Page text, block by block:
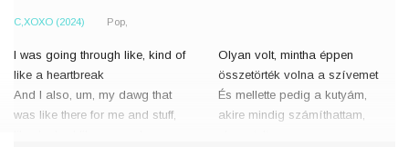
C,XOXO (2024) Pop,
I was going through like, kind of
like a heartbreak
And I also, um, my dawg that
was like there for me and stuff,
Olyan volt, mintha éppen
összetörték volna a szívemet
És mellette pedig a kutyám,
akire mindig számíthattam,